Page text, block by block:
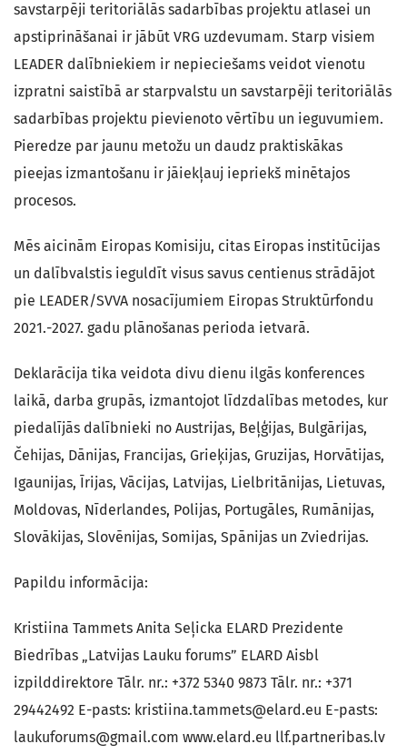
savstarpēji teritoriālās sadarbības projektu atlasei un
apstiprināšanai ir jābūt VRG uzdevumam. Starp visiem
LEADER dalībniekiem ir nepieciešams veidot vienotu
izpratni saistībā ar starpvalstu un savstarpēji teritoriālās
sadarbības projektu pievienoto vērtību un ieguvumiem.
Pieredze par jaunu metožu un daudz praktiskākas
pieejas izmantošanu ir jāiekļauj iepriekš minētajos
procesos.
Mēs aicinām Eiropas Komisiju, citas Eiropas institūcijas
un dalībvalstis ieguldīt visus savus centienus strādājot
pie LEADER/SVVA nosacījumiem Eiropas Struktūrfondu
2021.-2027. gadu plānošanas perioda ietvarā.
Deklarācija tika veidota divu dienu ilgās konferences
laikā, darba grupās, izmantojot līdzdalības metodes, kur
piedalījās dalībnieki no Austrijas, Beļģijas, Bulgārijas,
Čehijas, Dānijas, Francijas, Grieķijas, Gruzijas, Horvātijas,
Igaunijas, Īrijas, Vācijas, Latvijas, Lielbritānijas, Lietuvas,
Moldovas, Nīderlandes, Polijas, Portugāles, Rumānijas,
Slovākijas, Slovēnijas, Somijas, Spānijas un Zviedrijas.
Papildu informācija:
Kristiina Tammets Anita Seļicka ELARD Prezidente
Biedrības „Latvijas Lauku forums” ELARD Aisbl
izpilddirektore Tālr. nr.: +372 5340 9873 Tālr. nr.: +371
29442492 E-pasts: kristiina.tammets@elard.eu E-pasts:
laukuforums@gmail.com www.elard.eu llf.partneribas.lv